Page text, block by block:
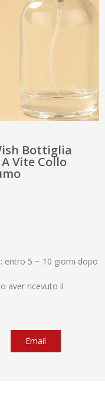
Bottiglia
Vite Collo
entro 5 ~ 10 giorni dopo
aver ricevuto il
Email